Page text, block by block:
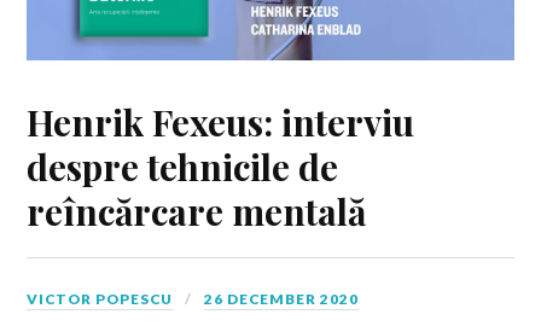
Henrik Fexeus: interviu
despre tehnicile de
reîncărcare mentală
VICTOR POPESCU 26 DECEMBER 2020